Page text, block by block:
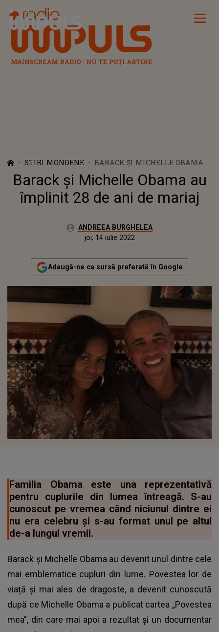
Radio Impuls
STIRI MONDENE
BARACK ȘI MICHELLE OBAMA
AU ÎMPLINIT 28 DE ANI DE
MARIAJ
Barack și Michelle Obama au
împlinit 28 de ani de mariaj
Autor:ANDREEA BURGHELEA
miercuri, 7 octombrie 2020Actualizat:
joi, 14 iulie 2022
Adaugă-ne ca sursă preferată în Google
Familia Obama este una reprezentativă
pentru cuplurile din lumea întreagă. S-au
cunoscut pe vremea când niciunul dintre ei
nu era celebru și s-au format unul pe altul
de-a lungul vremii.
Barack și Michelle Obama au devenit unul dintre cele
mai emblematice cupluri din lume. Povestea lor de
viață și mai ales de dragoste, a devenit cunoscută
după ce Michelle Obama a publicat cartea „Povestea
mea”, din care mai apoi a rezultat și un documentar